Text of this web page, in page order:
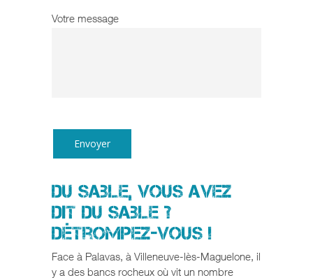
Votre message
Du sable, vous avez
dit du sable ?
Détrompez-vous !
Face à Palavas, à Villeneuve-lès-Maguelone, il
y a des bancs rocheux où vit un nombre